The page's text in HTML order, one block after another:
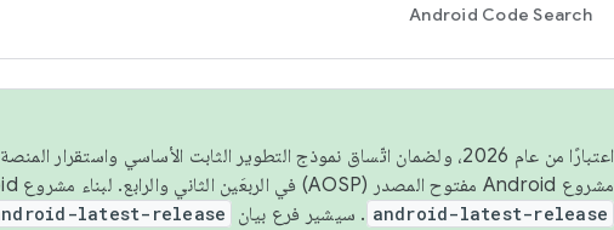
Android Code Search
اعتبارًا من عام 2026، ولضمان اتّساق نموذج التطوير الثابت الأساسي
مشروع Android مفتوح المصدر (AOSP) في الربعَين الثاني والرابع. لبناء مشروع Android مفتوح المصدر والمساهمة فيه، استخدِم
android-latest-release . سيشير فرع بيان latest-release